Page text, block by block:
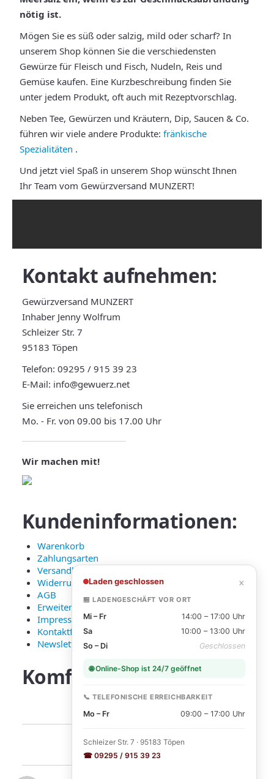
nötig ist.
Mögen Sie es süß oder salzig, mild oder scharf? In
unserem Shop können Sie die verschiedensten
Gewürze für Fleisch und Fisch, Nudeln, Reis und
Gemüse kaufen. Eine Kurzbeschreibung finden Sie
unter jedem Produkt, oft auch mit Rezeptvorschlag.
Neben Tee, Gewürzen und Kräutern, Dip, Saucen & Co.
führen wir viele andere Produkte: fränkische
Spezialitäten .
Und jetzt viel Spaß in unserem Shop wünscht Ihnen
Ihr Team vom Gewürzversand MUNZERT!
Kontakt aufnehmen:
Gewürzversand MUNZERT
Inhaber Jenny Wolfrum
Schleizer Str. 7
95183 Töpen
Telefon: 09295 / 915 39 23
E-Mail: info@gewuerz.net
Sie erreichen uns telefonisch
Mo. - Fr. von 09.00 bis 17.00 Uhr
Wir machen mit!
Kundeninformationen:
Warenkorb
Zahlungsarten
Versandkosten und Lieferung
Widerruf
AGB
Erweiterte Datenschutzerklärung
Impressum
Kontaktformular
Newsletter Anmeldung
KomfortableZahlarten:
Laden geschlossen ×
🏪 LADENGESCHÄFT VOR ORT
Mi – Fr
14:00 – 17:00 Uhr
Sa
10:00 – 13:00 Uhr
So – Di
Geschlossen
🌐 Online-Shop ist 24/7 geöffnet
📞 TELEFONISCHE ERREICHBARKEIT
Mo – Fr 09:00 – 17:00 Uhr
Schleizer Str. 7 · 95183 Töpen
☎ 09295 / 915 39 23